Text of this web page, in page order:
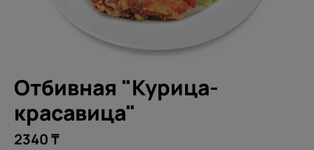
Отбивная "Курица-
красавица"
2340 ₸